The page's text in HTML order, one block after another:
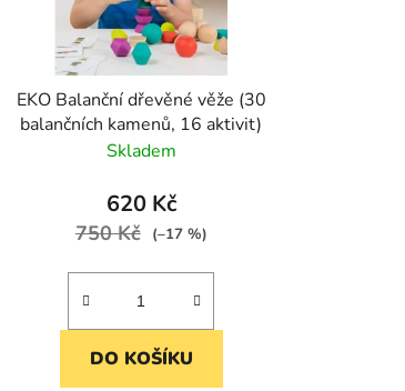
EKO Balanční dřevěné věže (30
balančních kamenů, 16 aktivit)
Skladem
620 Kč
750 Kč (–17 %)
DO KOŠÍKU